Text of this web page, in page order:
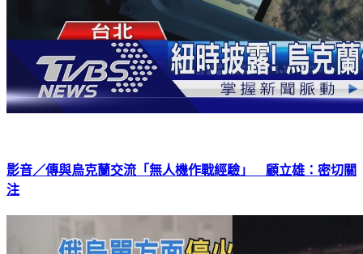
影音／傳與烏克蘭交流「無人機作戰經驗」 顧立雄：密切關
注